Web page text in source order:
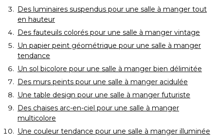
Des luminaires suspendus pour une salle à manger tout
en hauteur
Des fauteuils colorés pour une salle à manger vintage
Un papier peint géométrique pour une salle à manger
tendance
Un sol bicolore pour une salle à manger bien délimitée
Des murs peints pour une salle à manger acidulée
Une table design pour une salle à manger futuriste
Des chaises arc-en-ciel pour une salle à manger
multicolore
Une couleur tendance pour une salle à manger illuminée